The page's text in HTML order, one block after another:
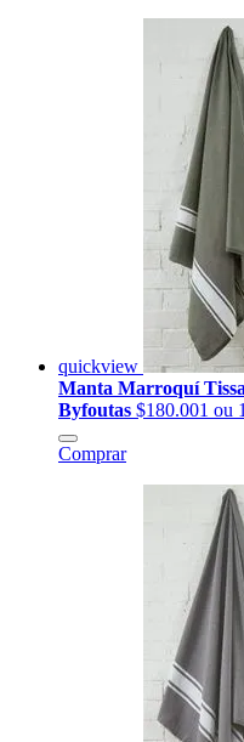
quickview
Manta Marroquí
Byfoutas $180.001 ou
Comprar